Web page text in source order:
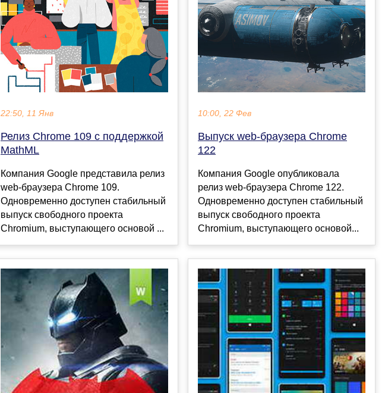
22:50, 11 Янв
Релиз Chrome 109 с поддержкой
MathML
Компания Google представила релиз
web-браузера Chrome 109.
Одновременно доступен стабильный
выпуск свободного проекта
Chromium, выступающего основой ...
10:00, 22 Фев
Выпуск web-браузера Chrome
122
Компания Google опубликовала
релиз web-браузера Chrome 122.
Одновременно доступен стабильный
выпуск свободного проекта
Chromium, выступающего основой...